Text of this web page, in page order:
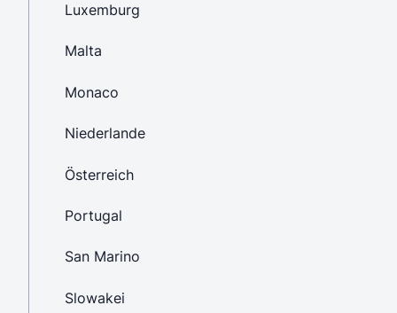
Luxemburg
Malta
Monaco
Niederlande
Österreich
Portugal
San Marino
Slowakei